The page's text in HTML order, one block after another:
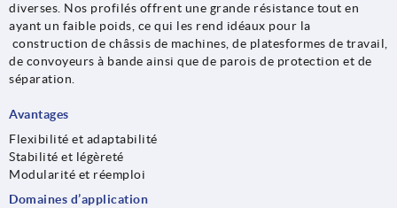
diverses. Nos profilés offrent une grande résistance tout en
ayant un faible poids, ce qui les rend idéaux pour la
construction de châssis de machines, de platesformes de travail,
de convoyeurs à bande ainsi que de parois de protection et de
séparation.
Avantages
Flexibilité et adaptabilité
Stabilité et légèreté
Modularité et réemploi
Domaines d’application